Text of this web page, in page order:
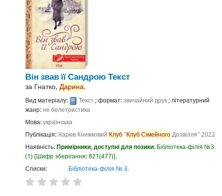
Він звав її Сандрою Текст
за Гнатко, Дарина.
Вид матеріалу: Текст; формат:звичайний друк; літературний
жанр:не белетристика
Мова:українська
Публікація:Харків Книжковий Клуб"КлубСімейногоДозвілля" 2022
Наявність:Примірники, доступні для позики: Бібліотека-філія №3
(1) Шифр зберігання:821(477) .
Списки:
Бібліотека-філія № 3.